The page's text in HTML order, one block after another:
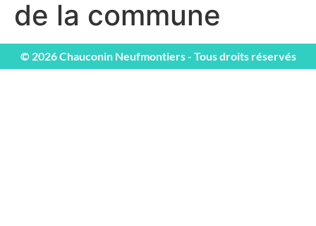
de la commune
© 2026 Chauconin Neufmontiers - Tous droits réservés